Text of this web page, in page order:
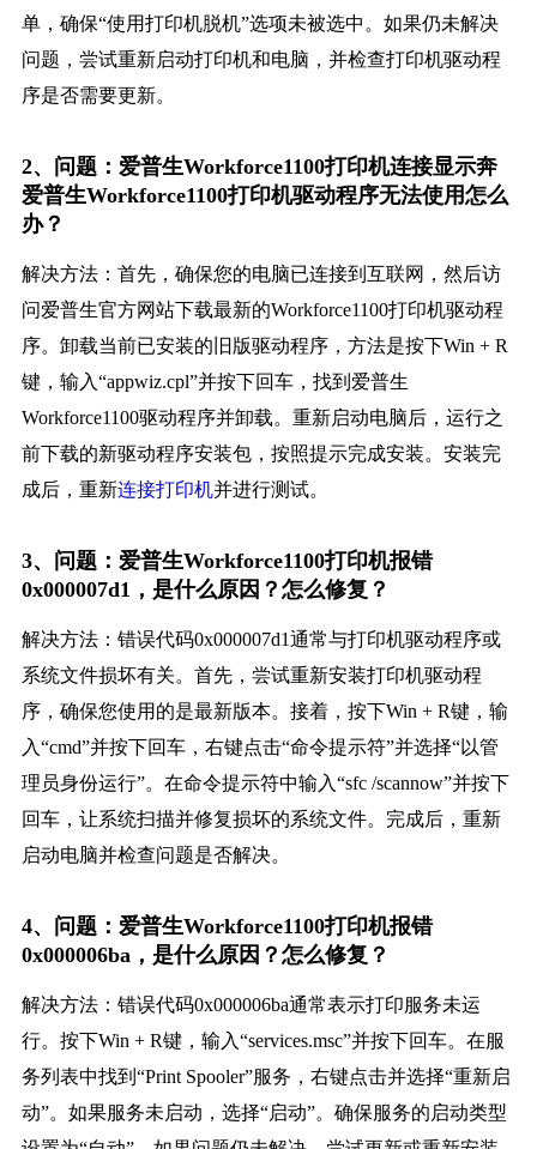
单，确保“使用打印机脱机”选项未被选中。如果仍未解决
问题，尝试重新启动打印机和电脑，并检查打印机驱动程
序是否需要更新。
2、问题：爱普生Workforce1100打印机连接显示奔
爱普生Workforce1100打印机驱动程序无法使用怎么
办？
解决方法：首先，确保您的电脑已连接到互联网，然后访
问爱普生官方网站下载最新的Workforce1100打印机驱动程
序。卸载当前已安装的旧版驱动程序，方法是按下Win + R
键，输入“appwiz.cpl”并按下回车，找到爱普生
Workforce1100驱动程序并卸载。重新启动电脑后，运行之
前下载的新驱动程序安装包，按照提示完成安装。安装完
成后，重新连接打印机并进行测试。
3、问题：爱普生Workforce1100打印机报错
0x000007d1，是什么原因？怎么修复？
解决方法：错误代码0x000007d1通常与打印机驱动程序或
系统文件损坏有关。首先，尝试重新安装打印机驱动程
序，确保您使用的是最新版本。接着，按下Win + R键，输
入“cmd”并按下回车，右键点击“命令提示符”并选择“以管
理员身份运行”。在命令提示符中输入“sfc /scannow”并按下
回车，让系统扫描并修复损坏的系统文件。完成后，重新
启动电脑并检查问题是否解决。
4、问题：爱普生Workforce1100打印机报错
0x000006ba，是什么原因？怎么修复？
解决方法：错误代码0x000006ba通常表示打印服务未运
行。按下Win + R键，输入“services.msc”并按下回车。在服
务列表中找到“Print Spooler”服务，右键点击并选择“重新启
动”。如果服务未启动，选择“启动”。确保服务的启动类型